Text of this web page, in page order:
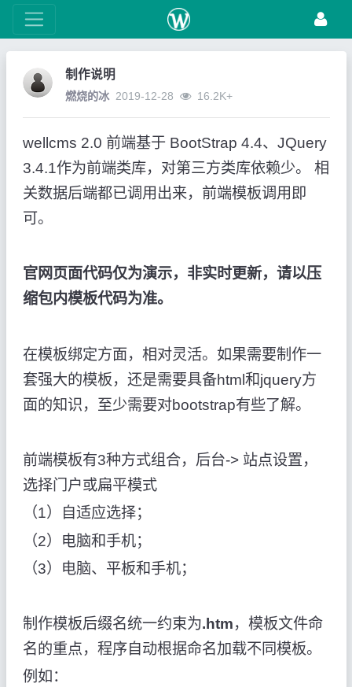
制作说明
燃烧的冰 2019-12-28 16.2K+
wellcms 2.0 前端基于 BootStrap 4.4、JQuery
3.4.1作为前端类库，对第三方类库依赖少。 相
关数据后端都已调用出来，前端模板调用即
可。
官网页面代码仅为演示，非实时更新，请以压
缩包内模板代码为准。
在模板绑定方面，相对灵活。如果需要制作一
套强大的模板，还是需要具备html和jquery方
面的知识，至少需要对bootstrap有些了解。
前端模板有3种方式组合，后台-> 站点设置，
选择门户或扁平模式
（1）自适应选择；
（2）电脑和手机；
（3）电脑、平板和手机；
制作模板后缀名统一约束为.htm，模板文件命
名的重点，程序自动根据命名加载不同模板。
例如：